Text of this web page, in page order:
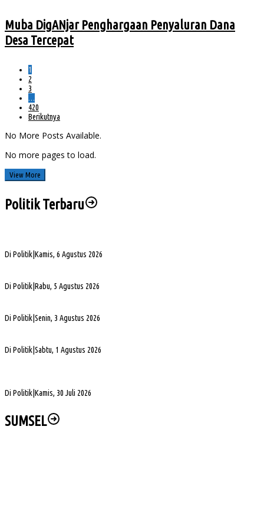
Muba DigANjar Penghargaan Penyaluran Dana
Desa Tercepat
1
2
3
…
420
Berikutnya
No More Posts Available.
No more pages to load.
View More
Politik Terbaru
Di Politik Kamis, 6 Agustus 2026
Di Politik Rabu, 5 Agustus 2026
Di Politik Senin, 3 Agustus 2026
Di Politik Sabtu, 1 Agustus 2026
Di Politik Kamis, 30 Juli 2026
SUMSEL